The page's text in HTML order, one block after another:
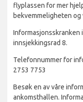
flyplassen for mer
bekvemmeligheten
innsjekkingsrad 8.
Telefonnummer for
2753 7753
Besøk en av våre
ankomsthallen.